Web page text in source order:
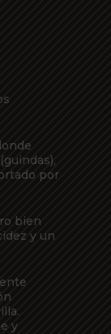
por
bien
y un
y